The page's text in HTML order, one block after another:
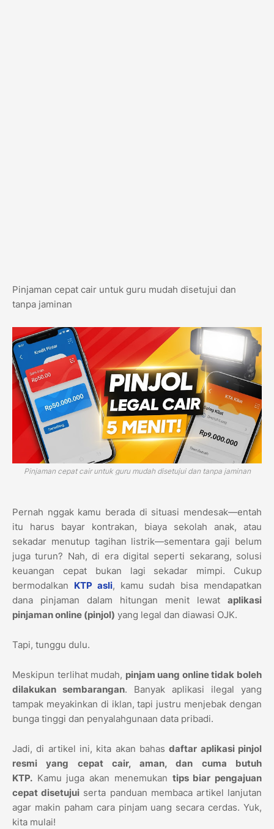
Pinjaman cepat cair untuk guru mudah disetujui dan
tanpa jaminan
Pinjaman cepat cair untuk guru mudah disetujui dan tanpa jaminan
Pernah nggak kamu berada di situasi mendesak—entah
itu harus bayar kontrakan, biaya sekolah anak, atau
sekadar menutup tagihan listrik—sementara gaji belum
juga turun? Nah, di era digital seperti sekarang, solusi
keuangan cepat bukan lagi sekadar mimpi. Cukup
bermodalkan KTP asli, kamu sudah bisa mendapatkan
dana pinjaman dalam hitungan menit lewat aplikasi
pinjaman online (pinjol) yang legal dan diawasi OJK.
Tapi, tunggu dulu.
Meskipun terlihat mudah, pinjam uang online tidak boleh
dilakukan sembarangan. Banyak aplikasi ilegal yang
tampak meyakinkan di iklan, tapi justru menjebak dengan
bunga tinggi dan penyalahgunaan data pribadi.
Jadi, di artikel ini, kita akan bahasdaftar aplikasi pinjol
resmi yang cepat cair, aman, dan cuma butuh
KTP. Kamu juga akan menemukan tips biar pengajuan
cepat disetujui serta panduan membaca artikel lanjutan
agar makin paham cara pinjam uang secara cerdas. Yuk,
kita mulai!